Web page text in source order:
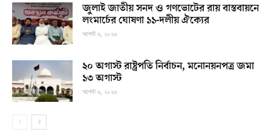
জুলাই জাতীয় সনদ ও গণভোটের রায় বাস্তবায়নে
লংমার্চের ঘোষণা ১১-দলীয় ঐক্যের
আগস্ট ৬, ২০২৬
২০ অগাস্ট রাষ্ট্রপতি নির্বাচন, মনোনয়নপত্র জমা
১৩ অগাস্ট
আগস্ট ৬, ২০২৬